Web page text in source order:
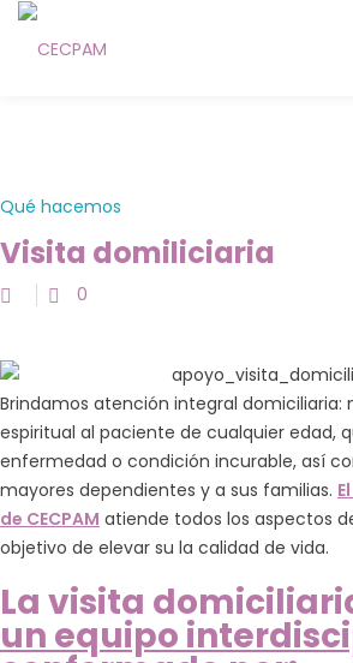
Qué hacemos
Visita domiliciaria
0
Brindamos atención integral domiciliaria:
espiritual al paciente de cualquier edad,
enfermedad o condición incurable, así
mayores dependientes y a sus familias.
de CECPAM atiende todos los aspectos
objetivo de elevar su la calidad de vida.
La visita
un equipo